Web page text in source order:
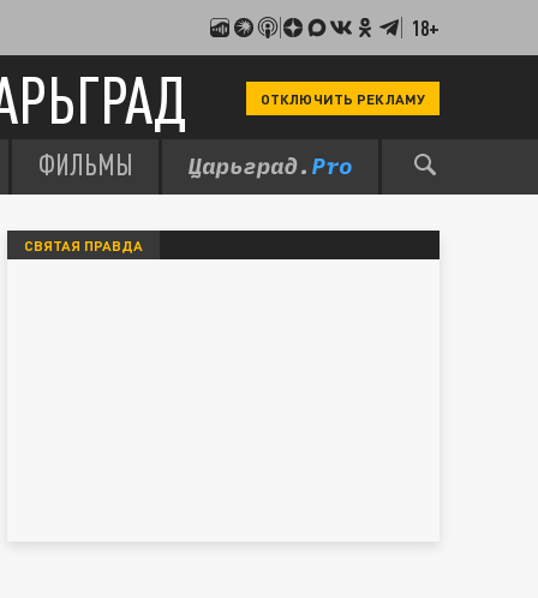
18+
ОТКЛЮЧИТЬ РЕКЛАМУ
ФИЛЬМЫ
СВЯТАЯ ПРАВДА